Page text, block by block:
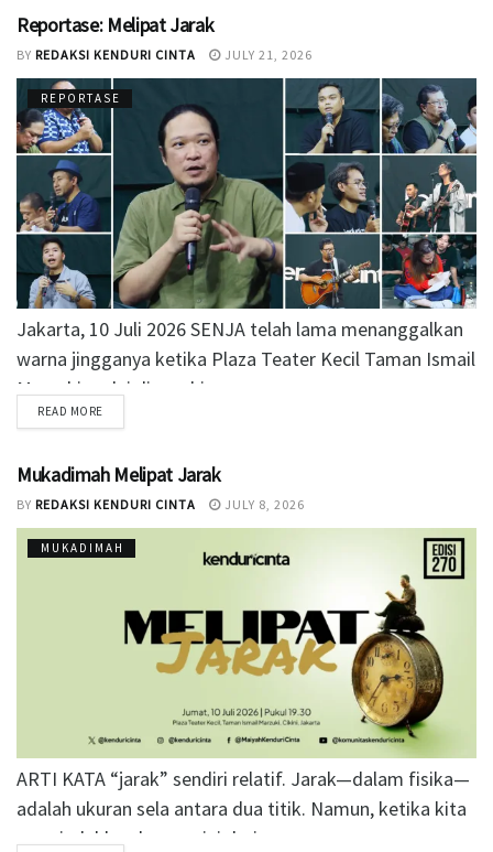
Reportase: Melipat Jarak
BY REDAKSI KENDURI CINTA JULY 21, 2026
REPORTASE
Jakarta, 10 Juli 2026 SENJA telah lama menanggalkan
warna jingganya ketika Plaza Teater Kecil Taman Ismail
Marzuki mulai dipenuhi orang-orang...
READ MORE
Mukadimah Melipat Jarak
BY REDAKSI KENDURI CINTA JULY 8, 2026
MUKADIMAH
ARTI KATA “jarak” sendiri relatif. Jarak—dalam fisika—
adalah ukuran sela antara dua titik. Namun, ketika kita
memindahkan konsep ini dari...